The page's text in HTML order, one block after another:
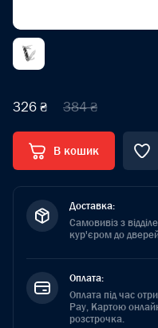
326 ₴ 384 ₴
В кошик
Доставка:
Самовивіз з
кур'єром до
Оплата:
Оплата під час
Pay, Картою
розстрочка.